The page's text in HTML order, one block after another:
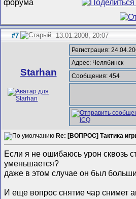
#7 13.01.2008, 20:07
Starhan
Регистрация:
Адрес: Челябинск
Сообщения: 454
Re: [ВОПРОС] Тактика
Если я не ошибаюсь урон сквозь
уменьшается?
даже в этом случае он был
И еще вопрос снятие чар снимет